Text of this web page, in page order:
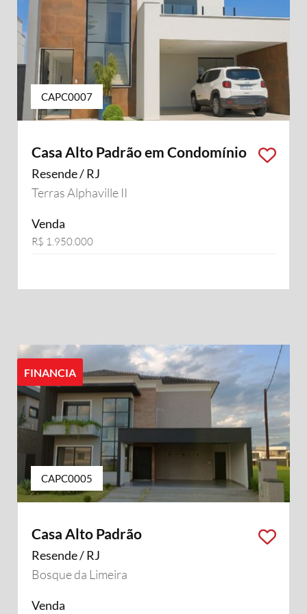
CAPC0007
Casa Alto Padrão em Condomínio
Resende / RJ
Terras Alphaville II
Venda
R$ 1.950.000
FINANCIA
CAPC0005
Casa Alto Padrão
Resende / RJ
Bosque da Limeira
Venda